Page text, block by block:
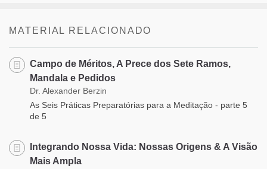
MATERIAL RELACIONADO
Campo de Méritos, A Prece dos Sete Ramos,
Mandala e Pedidos
Dr. Alexander Berzin
As Seis Práticas Preparatórias para a Meditação - parte 5
de 5
Integrando Nossa Vida: Nossas Origens & A Visão
Mais Ampla